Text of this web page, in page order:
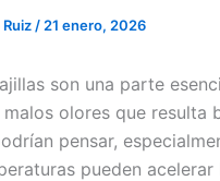
/ 21 enero, 2026
son una parte
olores que resulta
pensar,
pueden